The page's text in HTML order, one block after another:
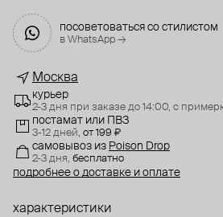
посоветоваться со стилистом
в WhatsApp →
Москва
курьер
2-3 дня при заказе до 14:00, с
постамат или ПВЗ
3-12 дней, от 199 ₽
самовывоз из Poison Drop
2-3 дня, бесплатно
подробнее о доставке и оплате
характеристики